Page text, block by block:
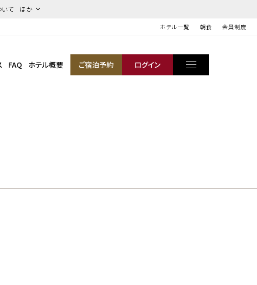
いて ほか
ホテル一覧 朝食 会員制度
FAQ ホテル概要 ご宿泊予約 ログイン